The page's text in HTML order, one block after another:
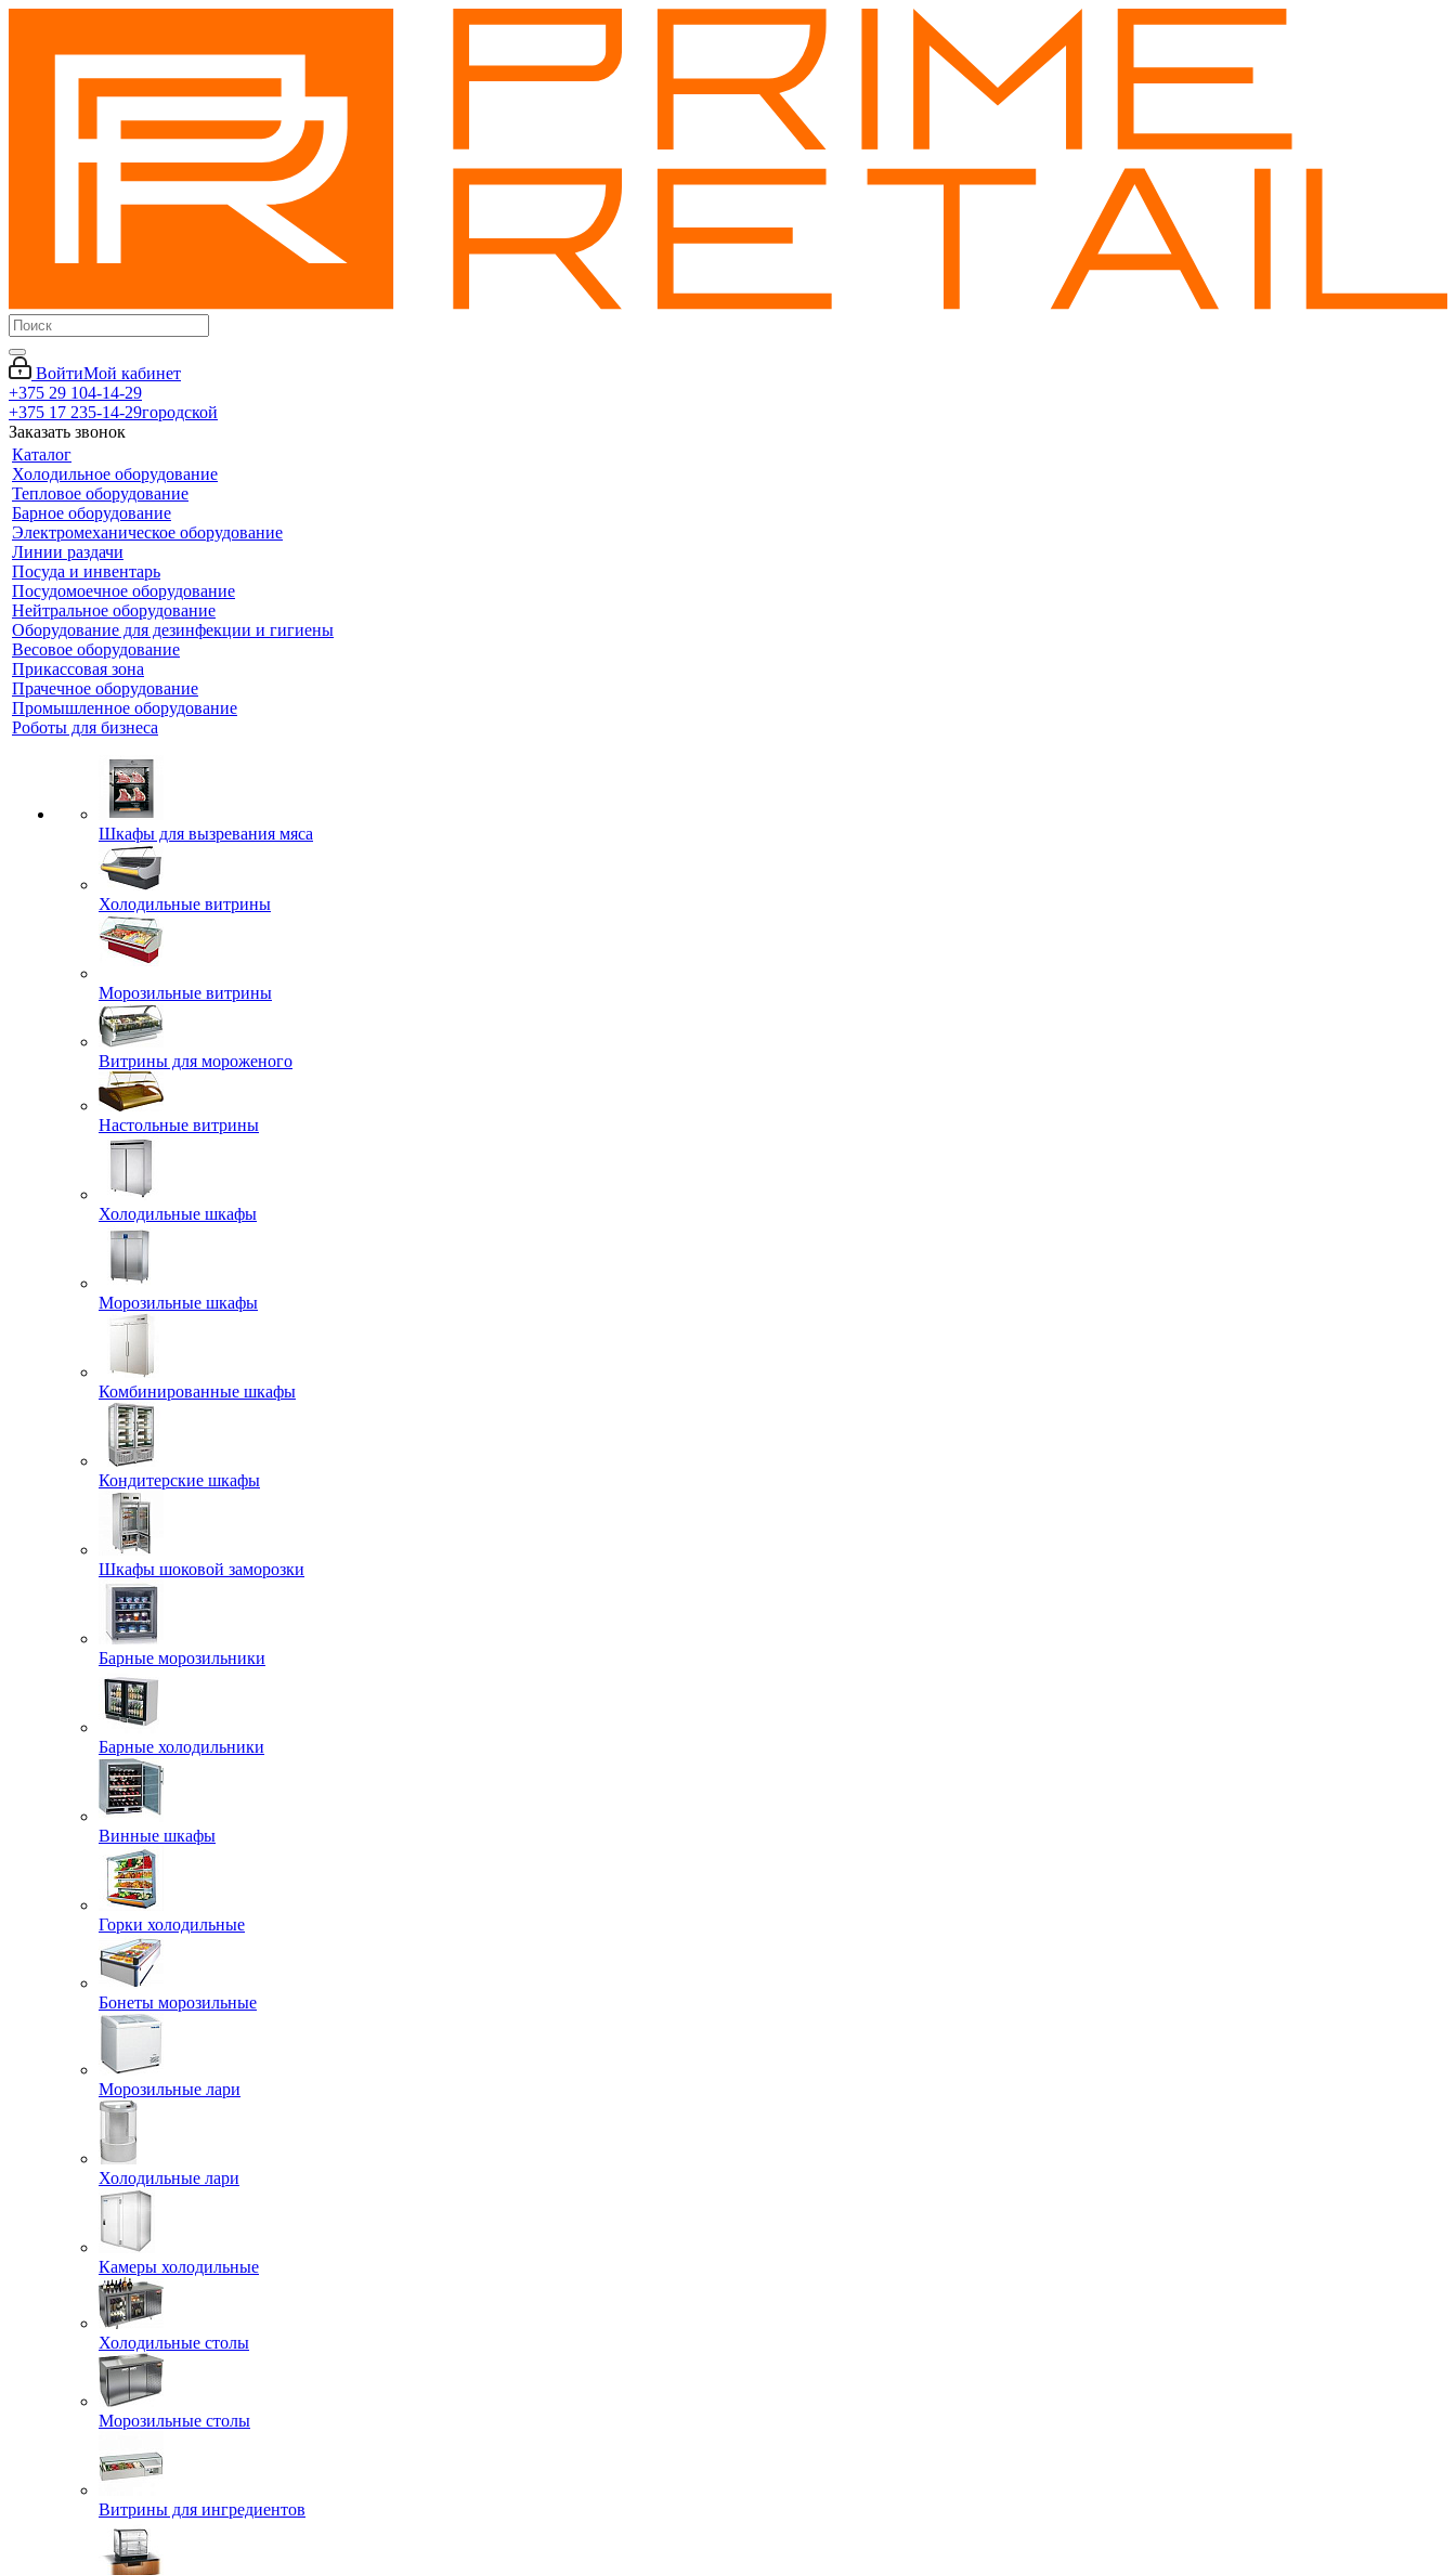
ВойтиМой кабинет
+375 29 104-14-29
+375 17 235-14-29городской
Заказать звонок
Каталог
Холодильное оборудование
Тепловое оборудование
Барное оборудование
Электромеханическое оборудование
Линии раздачи
Посуда и инвентарь
Посудомоечное оборудование
Нейтральное оборудование
Оборудование для дезинфекции и гигиены
Весовое оборудование
Прикассовая зона
Прачечное оборудование
Промышленное оборудование
Роботы для бизнеса
Шкафы для вызревания мяса
Холодильные витрины
Морозильные витрины
Витрины для мороженого
Настольные витрины
Холодильные шкафы
Морозильные шкафы
Комбинированные шкафы
Кондитерские шкафы
Шкафы шоковой заморозки
Барные морозильники
Барные холодильники
Винные шкафы
Горки холодильные
Бонеты морозильные
Морозильные лари
Холодильные лари
Камеры холодильные
Холодильные столы
Морозильные столы
Витрины для ингредиентов